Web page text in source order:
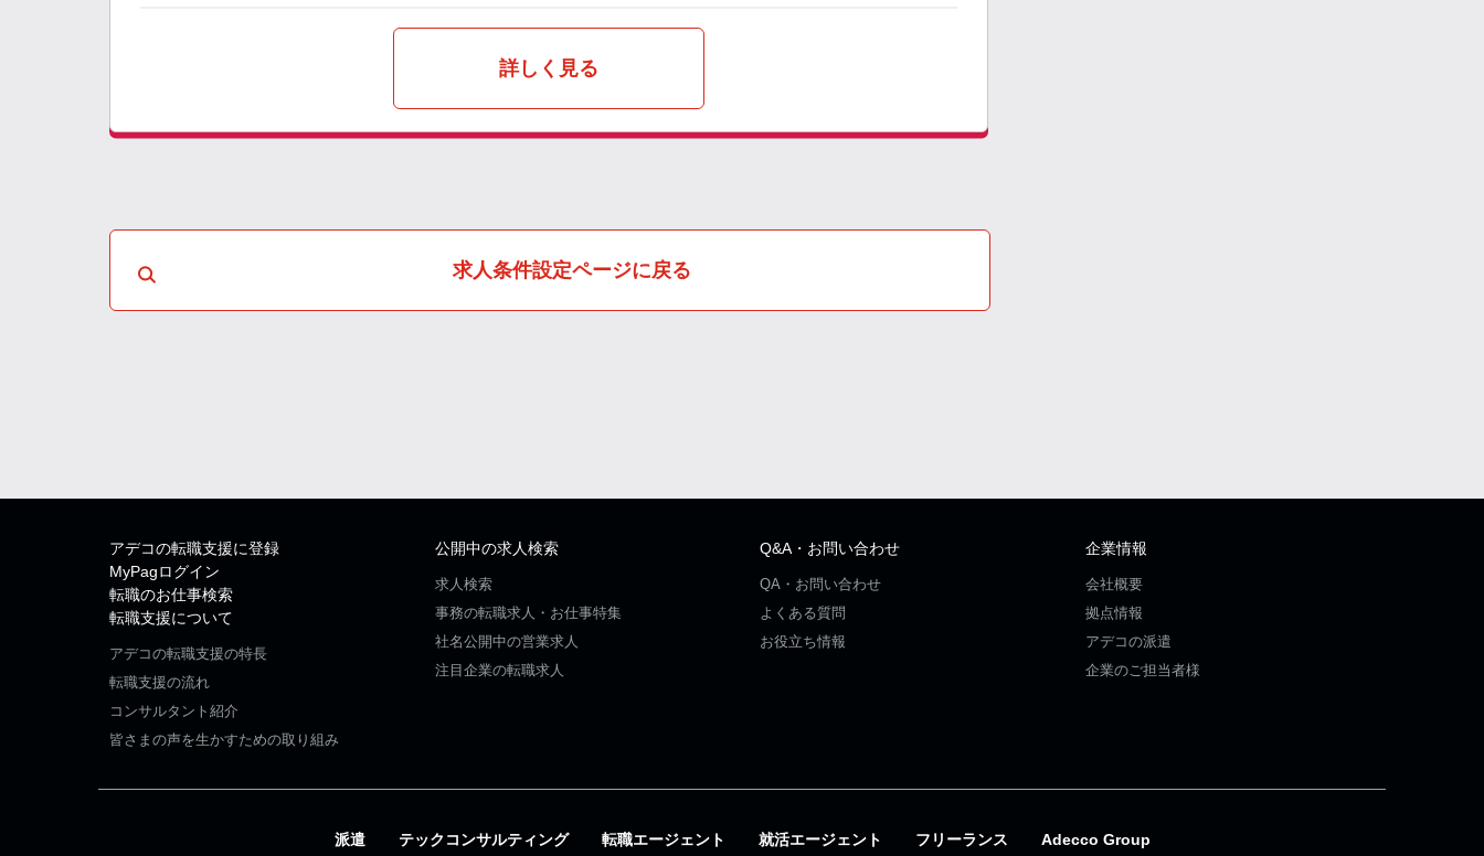
詳しく見る
求人条件設定ページに戻る
アデコの転職支援に登録
MyPagログイン
転職のお仕事検索
転職支援について
アデコの転職支援の特長
転職支援の流れ
コンサルタント紹介
皆さまの声を生かすための取り組み
公開中の求人検索
求人検索
事務の転職求人・お仕事特集
社名公開中の営業求人
注目企業の転職求人
Q&A・お問い合わせ
QA・お問い合わせ
よくある質問
お役立ち情報
企業情報
会社概要
拠点情報
アデコの派遣
企業のご担当者様
派遣 テックコンサルティング 転職エージェント 就活エージェント フリーランス Adecco Group